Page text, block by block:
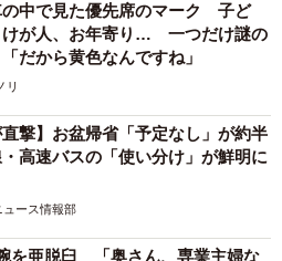
の中で見た優先席のマーク 子ど
けが人、お年寄り… 一つだけ謎の
だから黄色なんですね」
リ
直撃】お盆帰省「予定なし」が約半
高速バスの「使い分け」が鮮明に
ュース情報部
を亜脱臼 「奥さん、専業主婦な